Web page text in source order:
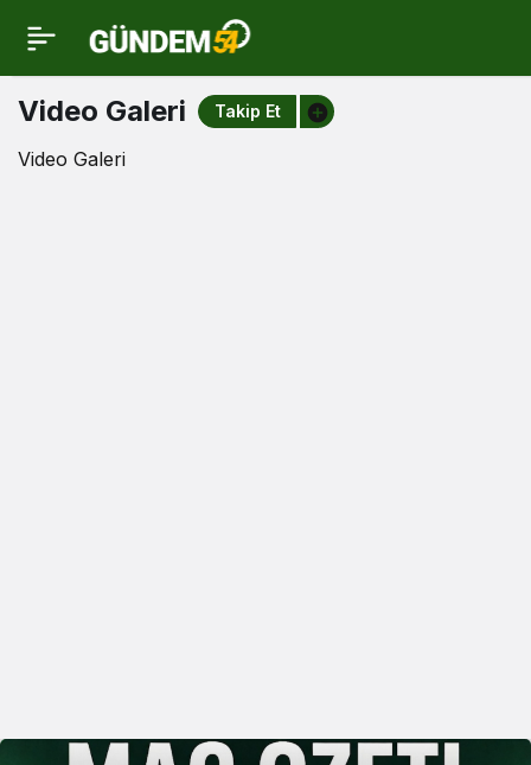
Video
Galeri
Haberleri
Video Galeri Takip Et
Video Galeri